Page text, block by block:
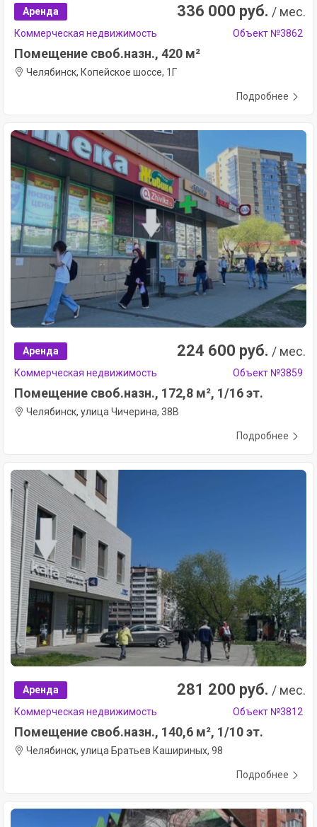
Аренда 336 000 руб. / мес.
Коммерческая недвижимость Объект №3862
Помещение своб.назн., 420 м²
Челябинск, Копейское шоссе, 1Г
Подробнее
Аренда 224 600 руб. / мес.
Коммерческая недвижимость Объект №3859
Помещение своб.назн., 172,8 м², 1/16 эт.
Челябинск, улица Чичерина, 38В
Подробнее
Аренда 281 200 руб. / мес.
Коммерческая недвижимость Объект №3812
Помещение своб.назн., 140,6 м², 1/10 эт.
Челябинск, улица Братьев Кашириных, 98
Подробнее